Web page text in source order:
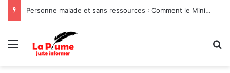
Personne malade et sans ressources : Comment le Ministère de la Famille et de la Solidarité intervient-il ?
Menu